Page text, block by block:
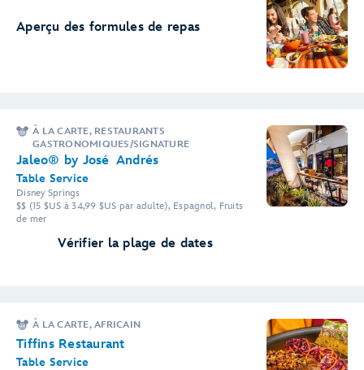
Aperçu des formules de repas
À LA CARTE, RESTAURANTS
GASTRONOMIQUES/SIGNATURE
Jaleo® by José Andrés
Table Service
Disney Springs
$$ (15 $US à 34,99 $US par adulte), Espagnol, Fruits
de mer
Vérifier la plage de dates
À LA CARTE, AFRICAIN
Tiffins Restaurant
Table Service